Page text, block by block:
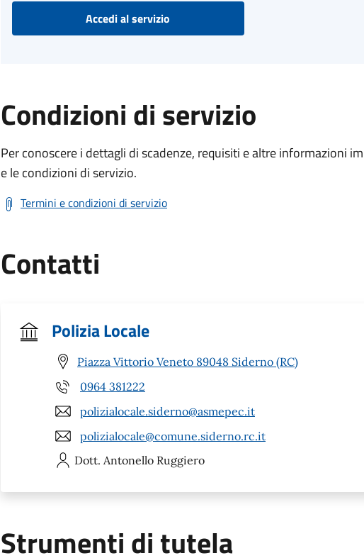
Accedi al servizio
Condizioni di servizio
Per conoscere i dettagli di scadenze, requisiti e altre informazioni
e le condizioni di servizio.
Termini e condizioni di servizio
Contatti
Polizia Locale
Piazza Vittorio Veneto 89048 Siderno (RC)
0964 381222
polizialocale.siderno@asmepec.it
polizialocale@comune.siderno.rc.it
Dott. Antonello Ruggiero
Strumenti di tutela